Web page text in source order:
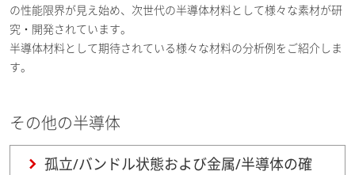
の性能限界が見え始め、次世代の半導体材料として様々な素材が研
究・開発されています。
半導体材料として期待されている様々な材料の分析例をご紹介しま
す。
その他の半導体
孤立/バンドル状態および金属/半導体の確